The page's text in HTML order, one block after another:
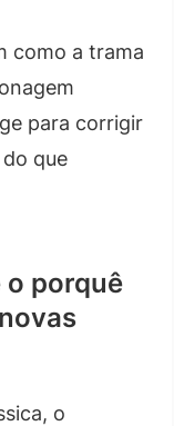
como a trama
para corrigir
que
o porquê
o